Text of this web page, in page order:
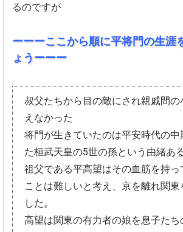
るのですが
ーーーここから順に平将門の生涯
ょうーーー
叔父たちから目の敵にされ親戚間の
えなかった
将門が生きていたのは平安時代の中
た桓武天皇の5世の孫という由緒あ
祖父である平高望はその血筋を持っ
ことは難しいと考え、京を離れ関東
した。
高望は関東の有力者の娘を息子たち